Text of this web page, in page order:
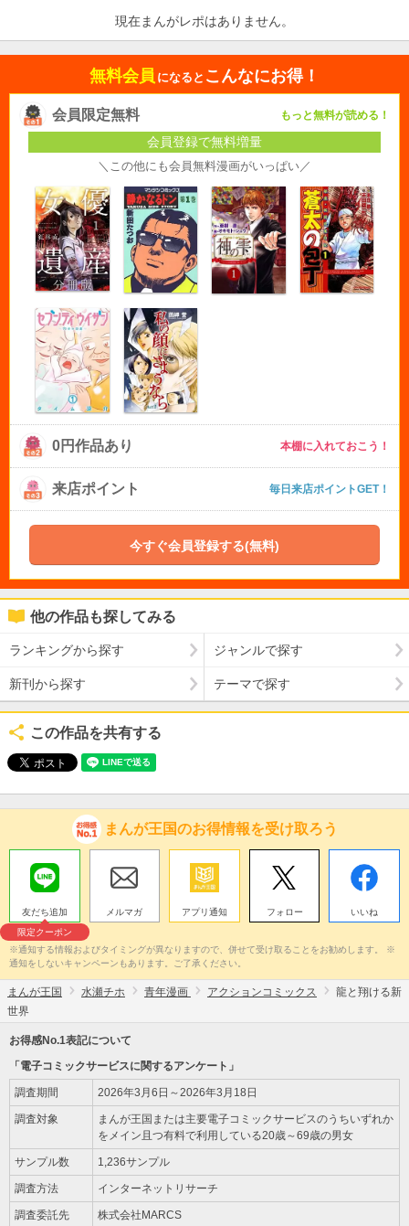
現在まんがレポはありません。
無料会員 になると こんなにお得！
会員限定無料 もっと無料が読める！
会員登録で無料増量
＼この他にも会員無料漫画がいっぱい／
0円作品あり 本棚に入れておこう！
来店ポイント 毎日来店ポイントGET！
今すぐ会員登録する(無料)
他の作品も探してみる
ランキングから探す ジャンルで探す
新刊から探す テーマで探す
この作品を共有する
まんが王国のお得情報を受け取ろう
友だち追加
限定クーポン
メルマガ アプリ通知 フォロー いいね
※通知する情報およびタイミングが異なりますので、併せて受け取ることをお勧めします。 ※
通知をしないキャンペーンもあります。ご了承ください。
まんが王国 水瀬チホ 青年漫画 アクションコミックス
龍と翔ける新
世界
お得感No.1表記について
「電子コミックサービスに関するアンケート」
調査期間 2026年3月6日～2026年3月18日
調査対象
まんが王国または主要電子コミックサービスのうちいずれか
をメイン且つ有料で利用している20歳～69歳の男女
サンプル数 1,236サンプル
調査方法 インターネットリサーチ
調査委託先 株式会社MARCS